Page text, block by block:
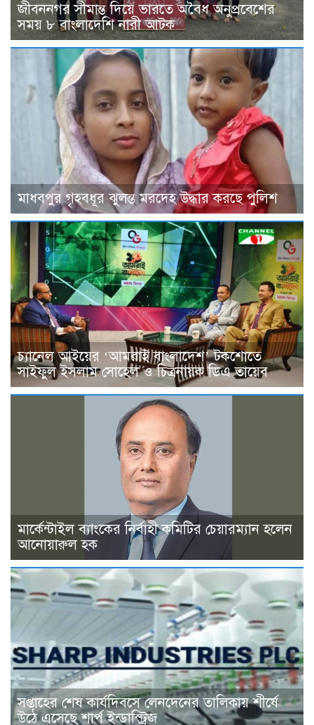
জীবননগর সীমান্ত দিয়ে ভারতে অবৈধ অনুপ্রবেশের
সময় ৮ বাংলাদেশি নারী আটক
মাধবপুর গৃহবধূর ঝুলন্ত মরদেহ উদ্ধার করছে পুলিশ
চ্যানেল আইয়ের ‘আমরাই বাংলাদেশ’ টকশোতে
সাইফুল ইসলাম সোহেল ও চিত্রনায়ক ডিএ তায়েব
মার্কেন্টাইল ব্যাংকের নির্বাহী কমিটির চেয়ারম্যান হলেন
আনোয়ারুল হক
সপ্তাহের শেষ কার্যদিবসে লেনদেনের তালিকায় শীর্ষে
উঠে এসেছে শার্প ইন্ডাস্ট্রিজ